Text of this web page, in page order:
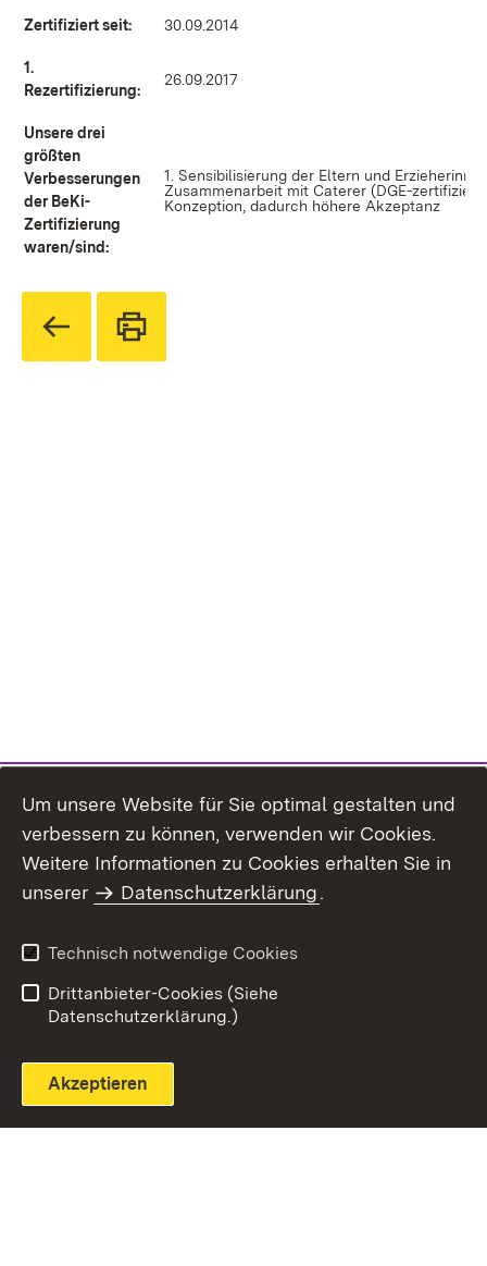
Zertifiziert seit: 30.09.2014
1.
Rezertifizierung:
26.09.2017
Unsere drei
größten
Verbesserungen
der BeKi-
Zertifizierung
waren/sind:
1. Sensibilisierung der Eltern und
Zusammenarbeit mit Caterer (DGE-
Konzeption, dadurch höhere Akzeptanz
Themenübersicht
Um unsere Website für Sie optimal gestalten und
verbessern zu können, verwenden wir Cookies.
Weitere Informationen zu Cookies erhalten Sie in
unserer
Datenschutzerklärung.
Technisch notwendige Cookies
Drittanbieter-Cookies (Siehe
Datenschutzerklärung.)
Akzeptieren